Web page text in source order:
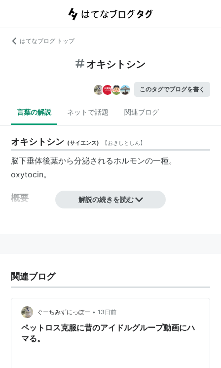
はてなブログ トップ
オキシトシン
このタグでブログを書く
言葉の解説 ネットで話題 関連ブログ
オキシトシン (サイエンス) 【おきしとしん】
脳下垂体後葉から分泌されるホルモンの一種。
oxytocin。
概要
長年連れ添った夫や妻、あるいは親しい関係にある者と
接するときに盛んに分泌されることも知られ、互いの結
びつきや愛情形成などに関与していることが報告され
る。
また、オキシトシンの血中濃度が自閉症の患者や虐待を
解説の続きを読む
関連ブログ
ぐーちみずにっぽー • 13日前
ペットロス克服に昔のアイドルグループ動画にハ
マる。